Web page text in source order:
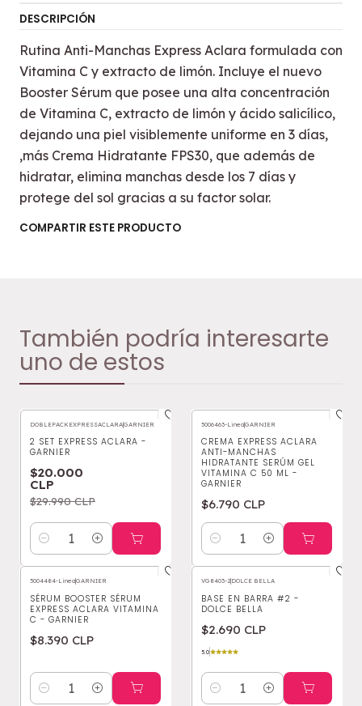
DESCRIPCIÓN
Rutina Anti-Manchas Express Aclara formulada con
Vitamina C y extracto de limón. Incluye el nuevo
Booster Sérum que posee una alta concentración
de Vitamina C, extracto de limón y ácido salicílico,
dejando una piel visiblemente uniforme en 3 días,
,más Crema Hidratante FPS30, que además de
hidratar, elimina manchas desde los 7 días y
protege del sol gracias a su factor solar.
COMPARTIR ESTE PRODUCTO
También podría interesarte
uno de estos
-33%OFF
DOBLEPACKEXPRESSACLARA|GARNIER
2 SET EXPRESS ACLARA -
GARNIER
$20.000
CLP
$29.990 CLP
Cantidad
5006463-Linea|GARNIER
CREMA EXPRESS ACLARA
ANTI-MANCHAS
HIDRATANTE SERÚM GEL
VITAMINA C 50 ML -
GARNIER
$6.790 CLP
Cantidad
5004484-Linea|GARNIER
SÉRUM BOOSTER SÉRUM
EXPRESS ACLARA VITAMINA
C - GARNIER
$8.390 CLP
Cantidad
VG8403-2|DOLCE BELLA
BASE EN BARRA #2 -
DOLCE BELLA
$2.690 CLP
5.0
Cantidad